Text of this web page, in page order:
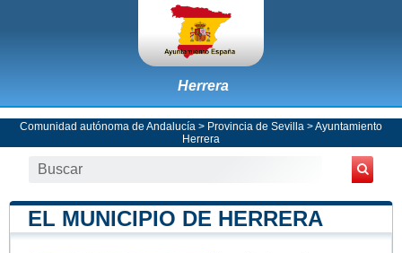
Herrera
Comunidad autónoma de Andalucía > Provincia de Sevilla >Ayuntamiento
Herrera
EL MUNICIPIO DE HERRERA